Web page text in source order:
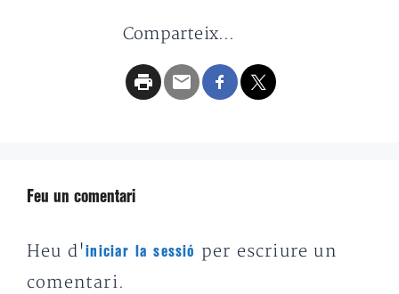
Comparteix...
Feu un comentari
Heu d'iniciar la sessió
per escriure un
comentari.